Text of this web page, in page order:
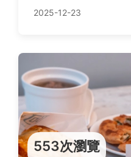
誤區。適合所有關注
2025-12-23
553次瀏覽